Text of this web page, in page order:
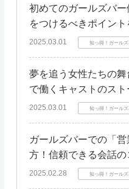
初めてのガールズバ
をつけるべきポイント
2025.03.01 知っ得！ガール
夢を追う女性たちの
で働くキャストのスト
2025.03.01 知っ得！ガール
ガールズバーでの「
方！信頼できる会話の
2025.02.28 知っ得！ガール